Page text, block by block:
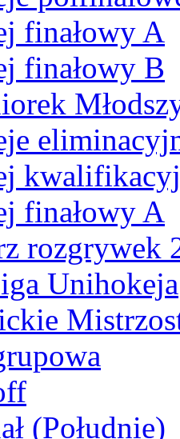
finałowy A
finałowy B
finałowy A
rozgrywek
Unihokeja
(Południe)